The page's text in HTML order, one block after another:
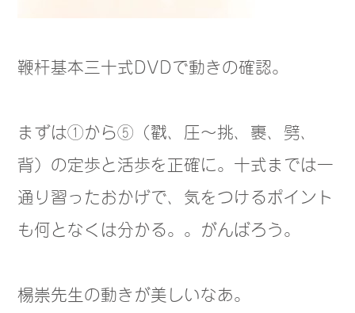
鞭杆基本三十式DVDで動きの確認。
まずは①から⑤（戳、圧～挑、裹、劈、
背）の定歩と活歩を正確に。十式までは一
通り習ったおかげで、気をつけるポイント
も何となくは分かる。。がんばろう。
楊崇先生の動きが美しいなあ。